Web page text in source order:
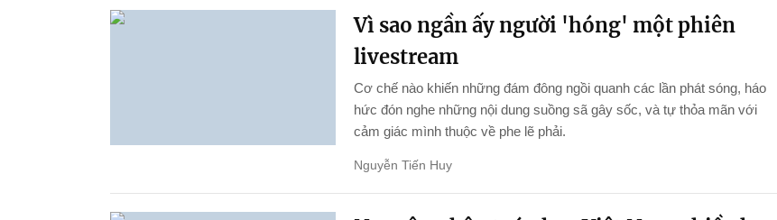
Vì sao ngần ấy người 'hóng' một phiên
livestream
Cơ chế nào khiến những đám đông ngồi quanh các lần phát sóng, háo
hức đón nghe những nội dung suồng sã gây sốc, và tự thỏa mãn với
cảm giác mình thuộc về phe lẽ phải.
Nguyễn Tiến Huy